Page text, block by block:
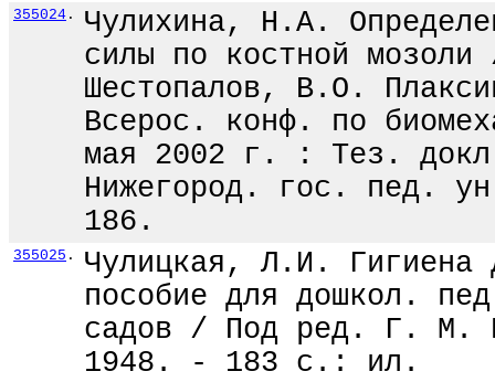
355024 .
Чулихина, Н.А.
силы по костной
Шестопалов, В.О.
Всерос. конф. по
мая 2002 г. : Тез.
Нижегород. гос. пед.
186.
355025 .
Чулицкая, Л.И. Гигиена
пособие для дошкол.
садов / Под ред. Г. М.
1948. - 183 с.: ил.